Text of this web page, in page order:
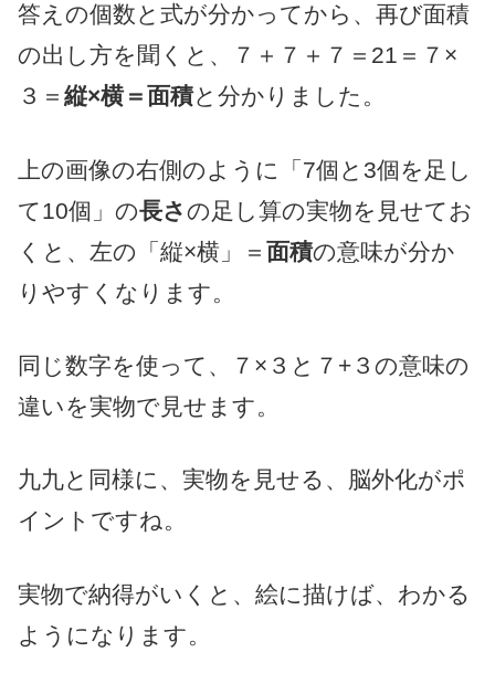
答えの個数と式が分かってから、再び面積
の出し方を聞くと、７＋７＋７＝21＝７×
３＝ 縦×横＝面積と分かりました。
上の画像の右側のように「7個と3個を足し
て10個」の長さの足し算の実物を見せてお
くと、左の「縦×横」＝ 面積の意味が分か
りやすくなります。
同じ数字を使って、７×３と７+３の意味の
違いを実物で見せます。
九九と同様に、実物を見せる、脳外化がポ
イントですね。
実物で納得がいくと、絵に描けば、わかる
ようになります。